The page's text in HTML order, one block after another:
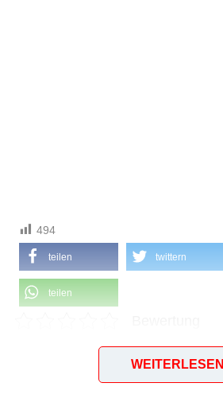
494
teilen twittern
teilen
Leipzig – Katharinenstrasse (1971)
WEITERLESEN